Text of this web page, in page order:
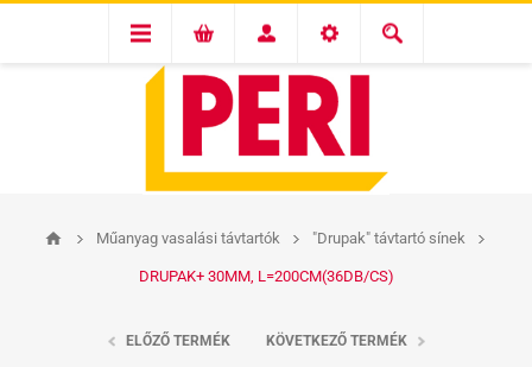
Műanyag vasalási távtartók "Drupak" távtartó sínek
DRUPAK+ 30MM, L=200CM(36DB/CS)
ELŐZŐ TERMÉK KÖVETKEZŐ TERMÉK